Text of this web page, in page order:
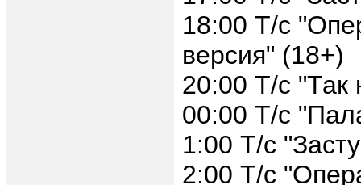
18:00 Т/с
версия" (18+)
20:00 Т/с "Так
00:00 Т/с
1:00 Т/с
2:00 Т/с